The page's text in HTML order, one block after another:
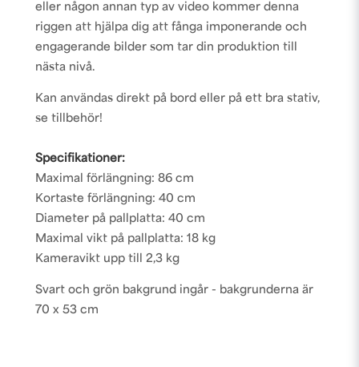
eller någon annan typ av video kommer denna
riggen att hjälpa dig att fånga imponerande och
engagerande bilder som tar din produktion till
nästa nivå.
Kan användas direkt på bord eller på ett bra stativ,
se tillbehör!
Specifikationer:
Maximal förlängning: 86 cm
Kortaste förlängning: 40 cm
Diameter på pallplatta: 40 cm
Maximal vikt på pallplatta: 18 kg
Kameravikt upp till 2,3 kg
Svart och grön bakgrund ingår - bakgrunderna är
70 x 53 cm